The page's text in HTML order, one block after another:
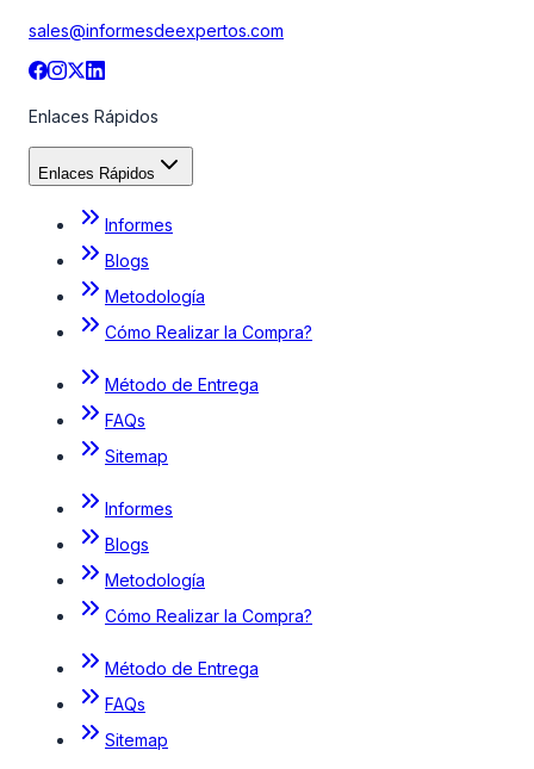
sales@informesdeexpertos.com
Enlaces Rápidos
Enlaces Rápidos
Informes
Blogs
Metodología
Cómo Realizar la Compra?
Método de Entrega
FAQs
Sitemap
Informes
Blogs
Metodología
Cómo Realizar la Compra?
Método de Entrega
FAQs
Sitemap